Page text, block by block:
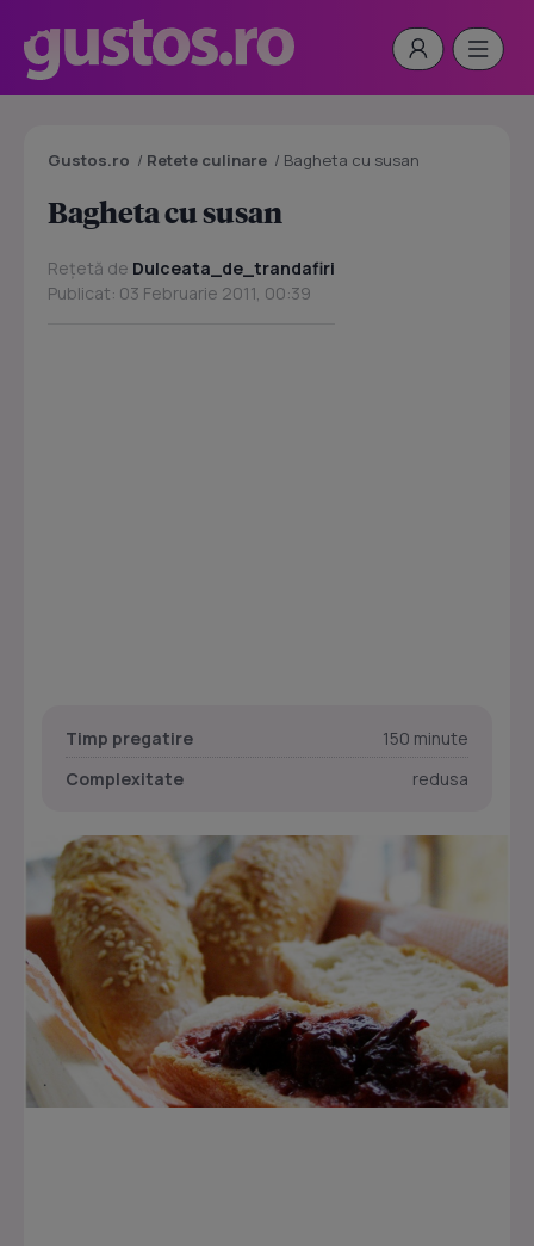
Gustos.ro / Retete culinare / Bagheta cu susan
Bagheta cu susan
Rețetă de Dulceata_de_trandafiri
Publicat: 03 Februarie 2011, 00:39
Timp pregatire
150 minute
Complexitate
redusa